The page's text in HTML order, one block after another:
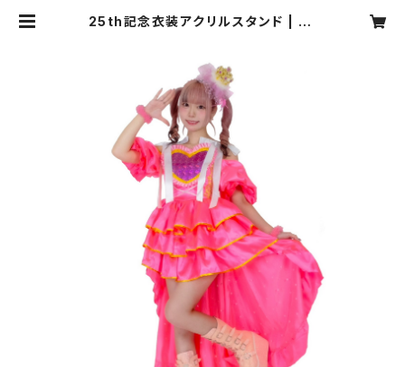
25th記念衣装アクリルスタンド | Dr